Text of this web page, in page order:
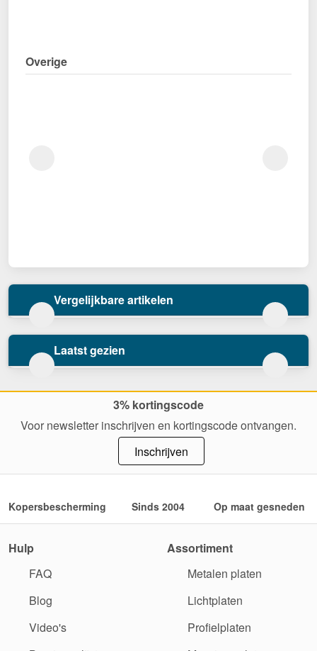
Overige
Vergelijkbare artikelen
Laatst gezien
3% kortingscode
Voor newsletter inschrijven en kortingscode ontvangen.
Inschrijven
Kopersbescherming Sinds 2004 Op maat gesneden
Hulp
FAQ
Blog
Video's
Assortiment
Metalen platen
Lichtplaten
Profielplaten